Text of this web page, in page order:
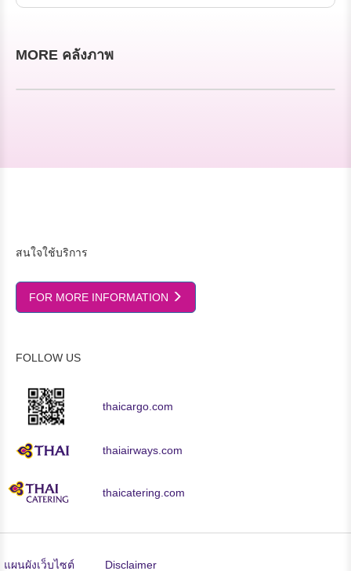
MORE คลังภาพ
สนใจใช้บริการ
FOR MORE INFORMATION
FOLLOW US
thaicargo.com
thaiairways.com
thaicatering.com
แผนผังเว็บไซต์ Disclaimer